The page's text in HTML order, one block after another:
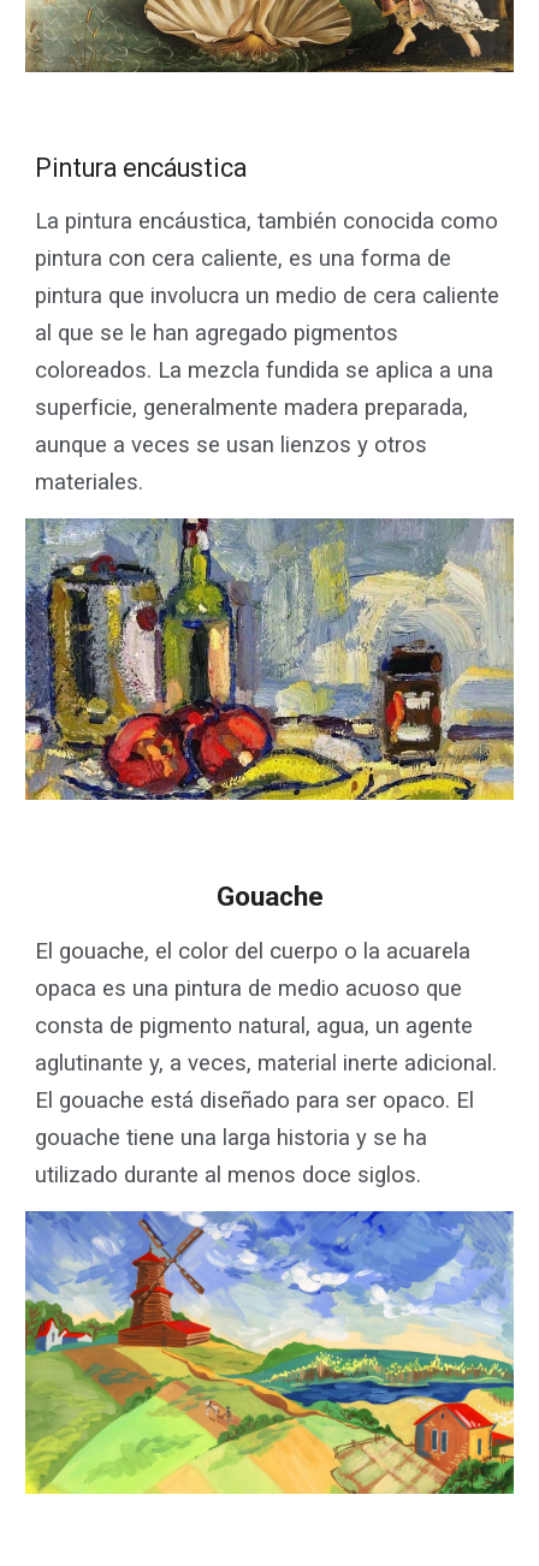
Pintura encáustica
La pintura encáustica, también conocida como
pintura con cera caliente, es una forma de
pintura que involucra un medio de cera caliente
al que se le han agregado pigmentos
coloreados. La mezcla fundida se aplica a una
superficie, generalmente madera preparada,
aunque a veces se usan lienzos y otros
materiales.
Gouache
El gouache, el color del cuerpo o la acuarela
opaca es una pintura de medio acuoso que
consta de pigmento natural, agua, un agente
aglutinante y, a veces, material inerte adicional.
El gouache está diseñado para ser opaco. El
gouache tiene una larga historia y se ha
utilizado durante al menos doce siglos.